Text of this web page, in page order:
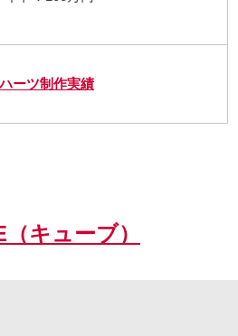
ーツ制作実績
キューブ）